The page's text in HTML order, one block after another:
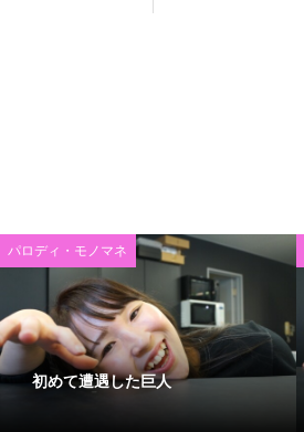
パロディ・モノマネ
初めて遭遇した巨人